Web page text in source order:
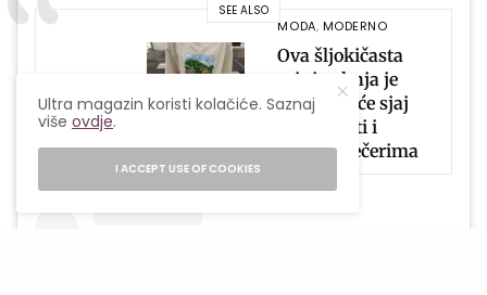
SEE ALSO
MODA, MODERNO
Ova šljokičasta
mini suknja je
dokaz da će sjaj
dominirati i
ljetnim večerima
Ultra magazin koristi kolačiće. Saznaj
višeovdje.
I ACCEPT USE OF COOKIES